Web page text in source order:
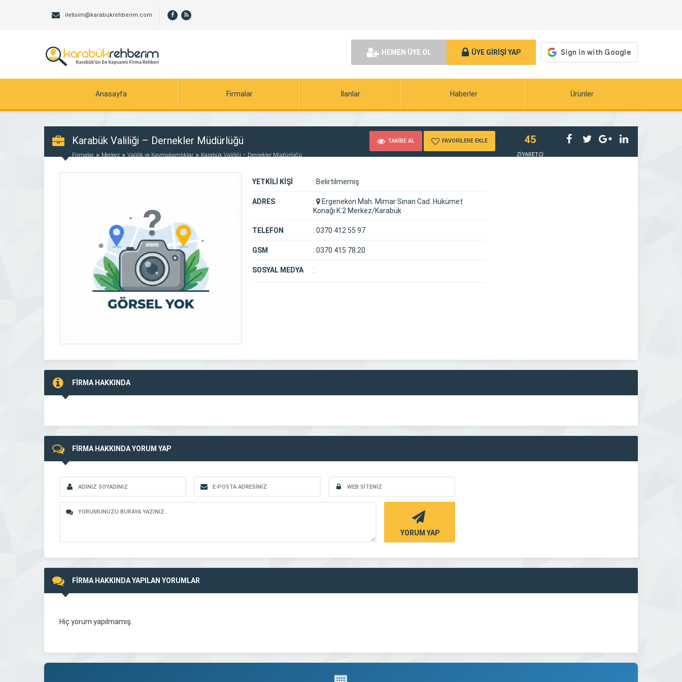
iletisim@karabukrehberim.com
HEMEN ÜYE OL ÜYE GİRİŞİ YAP
Anasayfa Firmalar İlanlar Haberler Ürünler
Karabük Valiliği – Dernekler Müdürlüğü
Firmalar Merkez Valilik ve Kaymakamlıklar Karabük Valiliği – Dernekler Müdürlüğü
TAKİBE AL FAVORİLERE EKLE 45
ZİYARETÇİ
YETKİLİ KİŞİ : Belirtilmemiş
ADRES :
Ergenekon Mah. Mimar Sinan Cad. Hükümet
Konağı K:2 Merkez/Karabük
TELEFON : 0370 412 55 97
GSM : 0370 415 78 20
SOSYAL MEDYA :
FİRMA HAKKINDA
FİRMA HAKKINDA YORUM YAP
YORUM YAP
FİRMA HAKKINDA YAPILAN YORUMLAR
Hiç yorum yapılmamış.